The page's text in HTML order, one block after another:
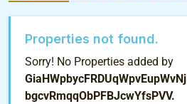
Properties not found.
Sorry! No Properties added by
GiaHWpbycFRDUqWpvEupWvNj
bgcvRmqqObPFBJcwYfsPVV.